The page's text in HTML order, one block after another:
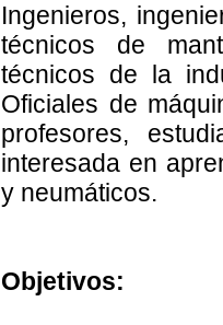
Ingenieros,
técnicos de
técnicos de la
Oficiales de
profesores,
interesada en
y neumáticos.
Objetivos: